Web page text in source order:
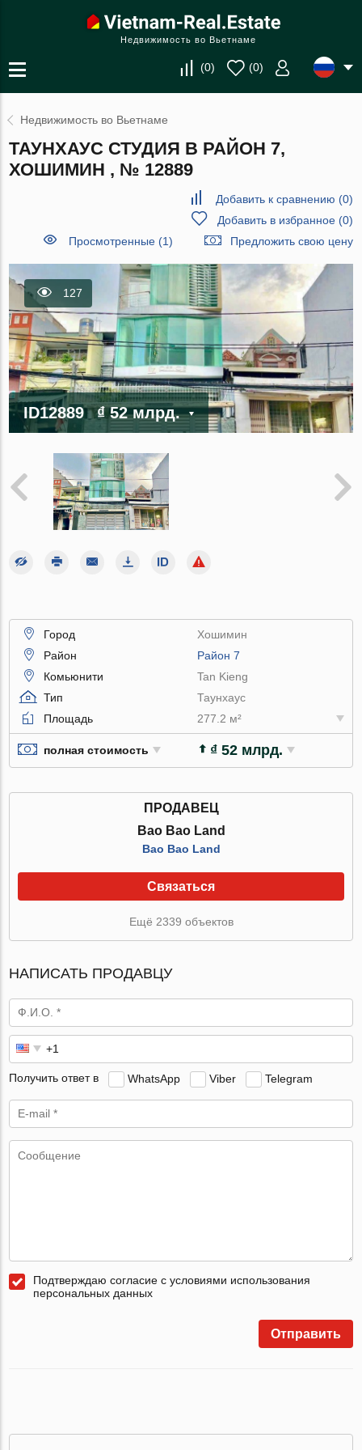
Недвижимость во Вьетнаме
(0) (0)
Недвижимость во Вьетнаме
ТАУНХАУС СТУДИЯ В РАЙОН 7,
ХОШИМИН , № 12889
Добавить к сравнению (0)
Добавить в избранное(0)
Просмотренные (1)
Предложить свою цену
127
ID12889 ₫ 52 млрд.
Город
Хошимин
Район
Район 7
Комьюнити
Tan Kieng
Тип
Таунхаус
Площадь
277.2 м²
полная стоимость ₫ 52 млрд.
ПРОДАВЕЦ
Bao Bao Land
Bao Bao Land
Связаться
Ещё 2339 объектов
НАПИСАТЬ ПРОДАВЦУ
Получить ответ в WhatsApp Viber Telegram
Подтверждаю согласие с условиями использования
персональных данных
Отправить